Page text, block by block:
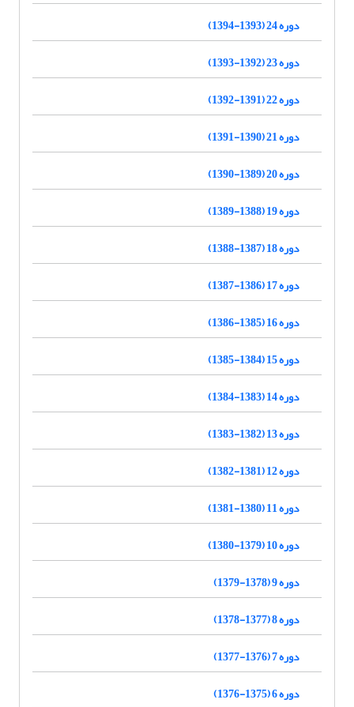
دوره 24 (1393-1394)
دوره 23 (1392-1393)
دوره 22 (1391-1392)
دوره 21 (1390-1391)
دوره 20 (1389-1390)
دوره 19 (1388-1389)
دوره 18 (1387-1388)
دوره 17 (1386-1387)
دوره 16 (1385-1386)
دوره 15 (1384-1385)
دوره 14 (1383-1384)
دوره 13 (1382-1383)
دوره 12 (1381-1382)
دوره 11 (1380-1381)
دوره 10 (1379-1380)
دوره 9 (1378-1379)
دوره 8 (1377-1378)
دوره 7 (1376-1377)
دوره 6 (1375-1376)